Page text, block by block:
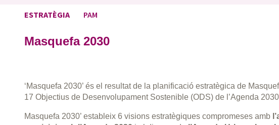
ESTRATÈGIA PAM
Masquefa 2030
‘Masquefa 2030’ és el resultat de la planificació estratègica de
17 Objectius de Desenvolupament Sostenible (ODS) de l’Agenda
Masquefa 2030’ estableix 6 visions estratègiques compromeses amb